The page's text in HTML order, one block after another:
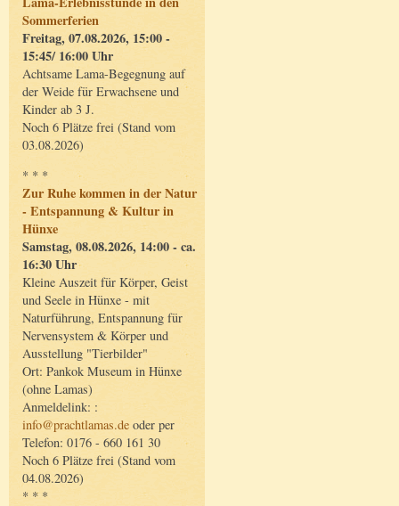
Sommerferien
Freitag, 07.08.2026, 15:00 -
15:45/ 16:00 Uhr
Achtsame Lama-Begegnung auf
der Weide für Erwachsene und
Kinder ab 3 J.
Noch 6 Plätze frei (Stand vom
03.08.2026)
* * *
Zur Ruhe kommen in der Natur
- Entspannung & Kultur in
Hünxe
Samstag, 08.08.2026, 14:00 - ca.
16:30 Uhr
Kleine Auszeit für Körper, Geist
und Seele in Hünxe - mit
Naturführung, Entspannung für
Nervensystem & Körper und
Ausstellung "Tierbilder"
Ort: Pankok Museum in Hünxe
(ohne Lamas)
Anmeldelink: :
info@prachtlamas.de oder per
Telefon: 0176 - 660 161 30
Noch 6 Plätze frei (Stand vom
04.08.2026)
* * *